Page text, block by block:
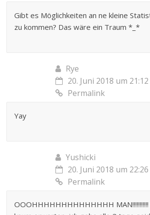
Gibt es Möglichkeiten an ne kleine
zu kommen? Das wäre ein Traum *_*
Rye
20. Juni 2018 um 21:12
Permalink
Yay
Yushicki
20. Juni 2018 um 22:26
Permalink
OOOHHHHHHHHHHHHHH MAN!!!!!!!!!!!